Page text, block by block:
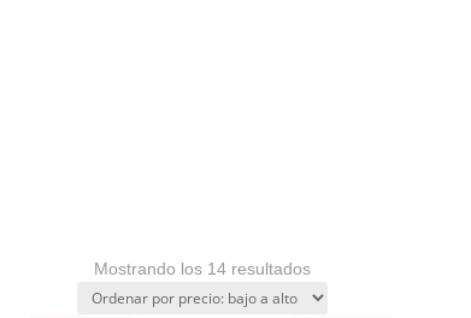
Mostrando los 14 resultadosOrdenado
por